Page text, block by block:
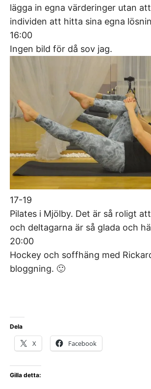
lägga in egna värderinger utan
individen att hitta sina egna
16:00
Ingen bild för då sov jag.
17-19
Pilates i Mjölby. Det är så roligt
och deltagarna är så glada och
20:00
Hockey och soffhäng med
bloggning. 🙂
Dela
X Facebook
Gilla detta: